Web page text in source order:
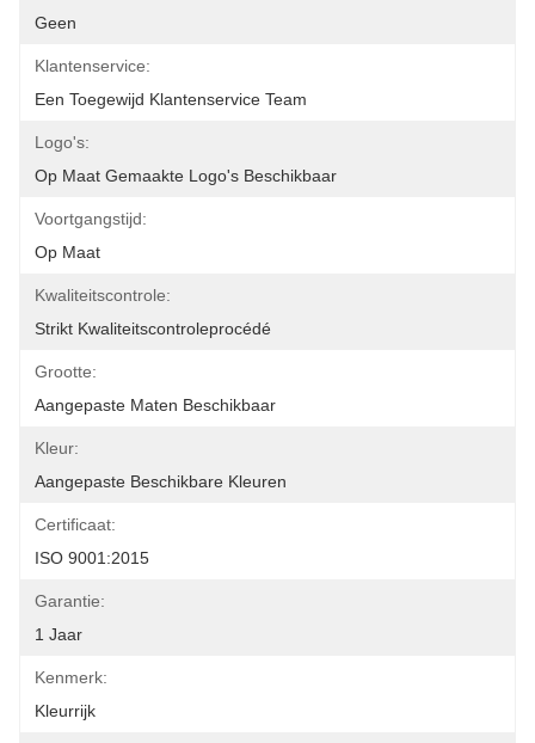
Geen
Klantenservice:
Een Toegewijd Klantenservice Team
Logo's:
Op Maat Gemaakte Logo's Beschikbaar
Voortgangstijd:
Op Maat
Kwaliteitscontrole:
Strikt Kwaliteitscontroleprocédé
Grootte:
Aangepaste Maten Beschikbaar
Kleur:
Aangepaste Beschikbare Kleuren
Certificaat:
ISO 9001:2015
Garantie:
1 Jaar
Kenmerk:
Kleurrijk